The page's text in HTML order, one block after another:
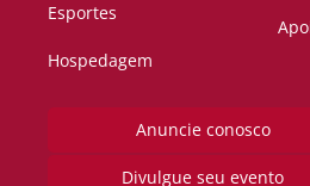
Esportes
Hospedagem
Anuncie conosco
Divulgue seu evento